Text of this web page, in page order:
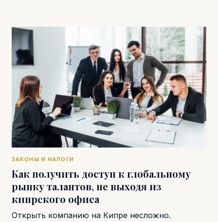
ЗАКОНЫ И НАЛОГИ
Как получить доступ к глобальному
рынку талантов, не выходя из
кипрского офиса
Открыть компанию на Кипре несложно.